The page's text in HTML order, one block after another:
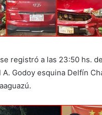
registró a las 23:50 hs.
A. Godoy esquina Delfín